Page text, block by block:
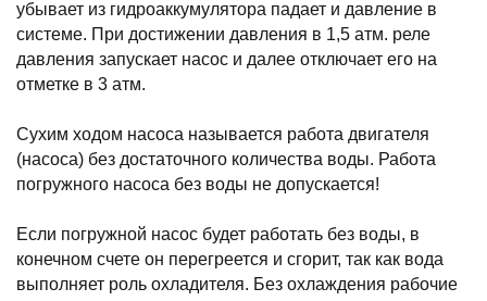
убывает из гидроаккумулятора падает и давление в
системе. При достижении давления в 1,5 атм. реле
давления запускает насос и далее отключает его на
отметке в 3 атм.
Сухим ходом насоса называется работа двигателя
(насоса) без достаточного количества воды. Работа
погружного насоса без воды не допускается!
Если погружной насос будет работать без воды, в
конечном счете он перегреется и сгорит, так как вода
выполняет роль охладителя. Без охлаждения рабочие